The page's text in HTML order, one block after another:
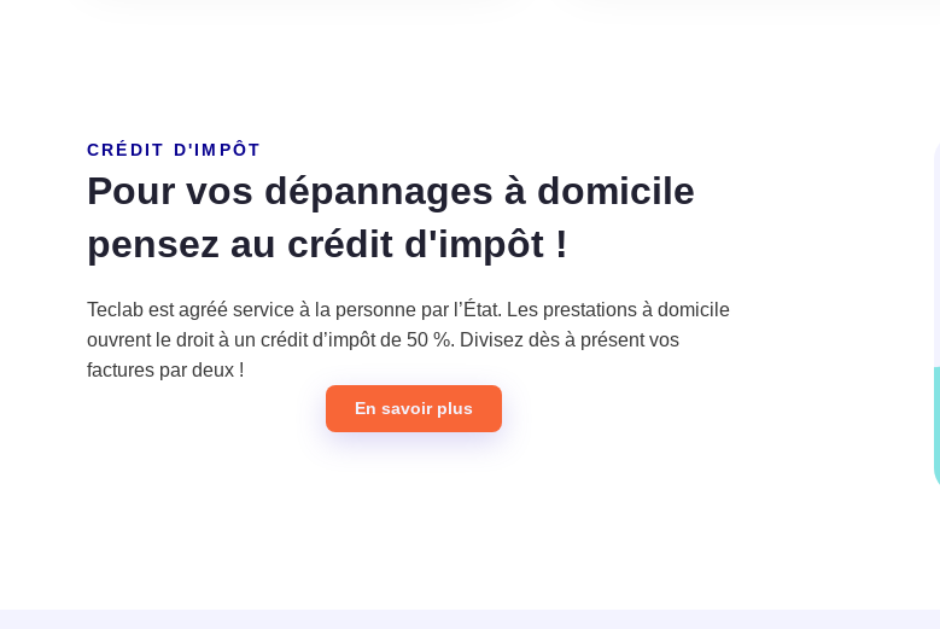
CRÉDIT D'IMPÔT
Pour vos dépannages à domicile
pensez au crédit d'impôt !
Teclab est agréé service à la personne par l’État. Les prestations à domicile
ouvrent le droit à un crédit d’impôt de 50 %. Divisez dès à présent vos
factures par deux !
En savoir plus